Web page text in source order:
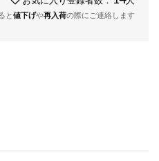
と値下げや再入荷の際にご連絡します